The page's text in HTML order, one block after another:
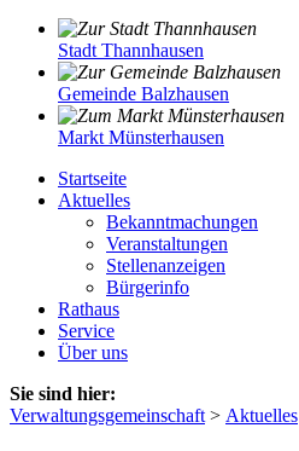
Stadt Thannhausen
Gemeinde Balzhausen
Markt Münsterhausen
Startseite
Aktuelles
Bekanntmachungen
Veranstaltungen
Stellenanzeigen
Bürgerinfo
Rathaus
Service
Über uns
Sie sind hier:
Verwaltungsgemeinschaft > Aktuelles